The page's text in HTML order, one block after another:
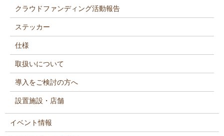
クラウドファンディング活動報告
ステッカー
仕様
取扱いについて
導入をご検討の方へ
設置施設・店舗
イベント情報